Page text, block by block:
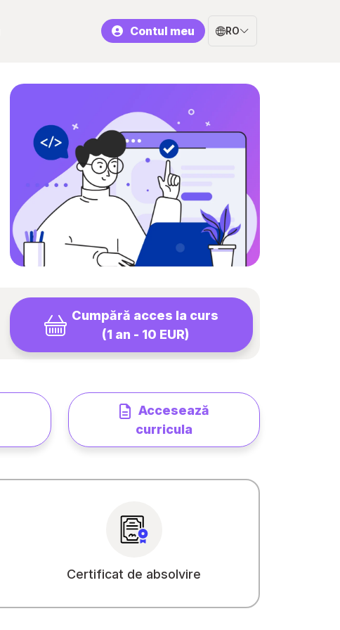
Contul meu RO
Cumpără acces la curs
(1 an - 10 EUR)
Accesează
curricula
Certificat de absolvire